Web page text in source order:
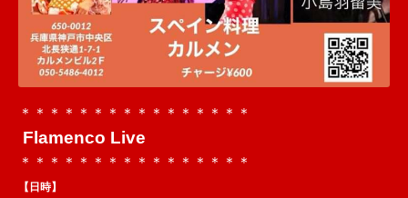
＊＊＊＊＊＊＊＊＊＊＊＊＊＊＊＊
Flamenco Live
＊＊＊＊＊＊＊＊＊＊＊＊＊＊＊＊
【日時】